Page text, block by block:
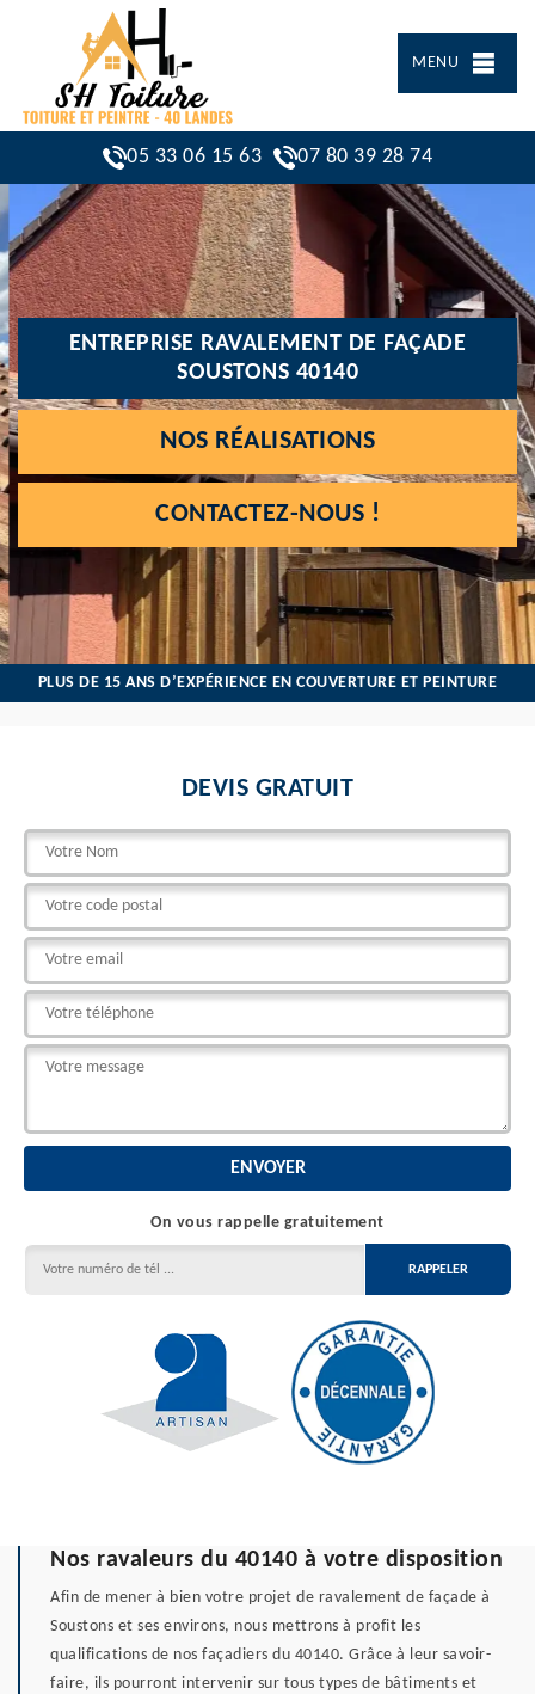
MENU
05 33 06 15 63 07 80 39 28 74
ENTREPRISE RAVALEMENT DE FAÇADE
SOUSTONS 40140
NOS RÉALISATIONS
CONTACTEZ-NOUS !
PLUS DE 15 ANS D’EXPÉRIENCE EN COUVERTURE ET PEINTURE
DEVIS GRATUIT
On vous rappelle gratuitement
Nos ravaleurs du 40140 à votre disposition
Afin de mener à bien votre projet de ravalement de façade à
Soustons et ses environs, nous mettrons à profit les
qualifications de nos façadiers du 40140. Grâce à leur savoir-
faire, ils pourront intervenir sur tous types de bâtiments et